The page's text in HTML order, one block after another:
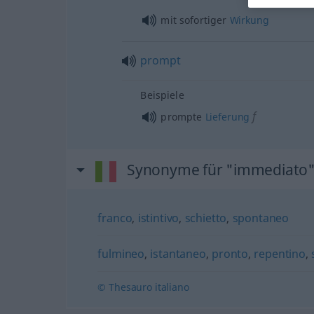
mit sofortiger Wirkung
prompt
Beispiele
prompte Lieferung f
Synonyme für "immediato"
franco, istintivo, schietto, spontaneo
fulmineo, istantaneo, pronto, repentino,
© Thesauro italiano